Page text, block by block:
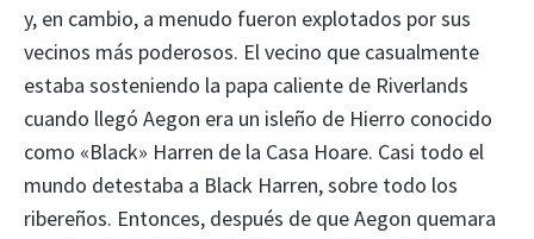
y, en cambio, a menudo fueron explotados por sus
vecinos más poderosos. El vecino que casualmente
estaba sosteniendo la papa caliente de Riverlands
cuando llegó Aegon era un isleño de Hierro conocido
como «Black» Harren de la Casa Hoare. Casi todo el
mundo detestaba a Black Harren, sobre todo los
ribereños. Entonces, después de que Aegon quemara